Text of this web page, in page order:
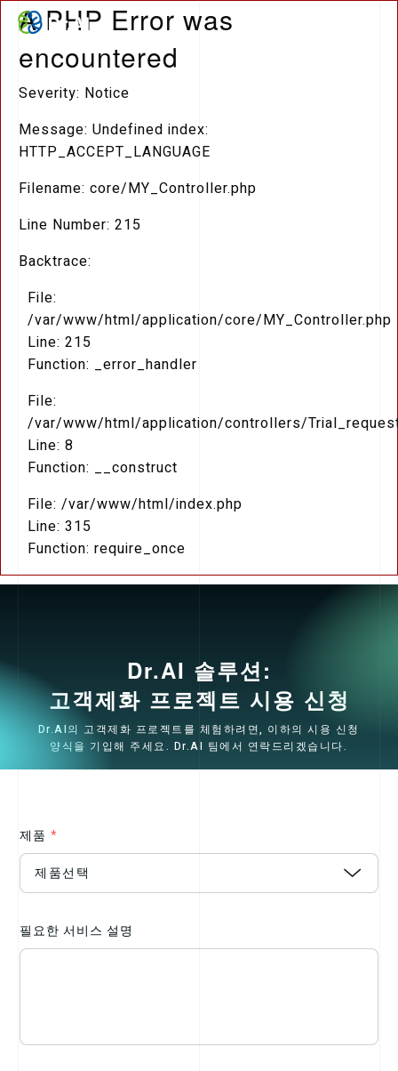
A PHP Error was
encountered
Severity: Notice
Message: Undefined index:
HTTP_ACCEPT_LANGUAGE
Filename: core/MY_Controller.php
Line Number: 215
Backtrace:
File:
/var/www/html/application/core/MY_Controller.php
Line: 215
Function: _error_handler
File:
/var/www/html/application/controllers/
Line: 8
Function: __construct
File: /var/www/html/index.php
Line: 315
Function: require_once
Dr.AI 솔루션:
고객제화 프로젝트 시용 신청
Dr.AI의 고객제화 프로젝트를 체험하려면, 이하의 시용 신청
양식을 기입해 주세요. Dr.AI 팀에서 연락드리겠습니다.
제품 *
필요한 서비스 설명